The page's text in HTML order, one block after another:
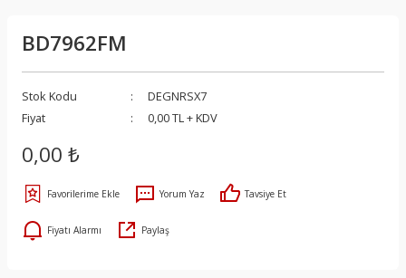
BD7962FM
Stok Kodu
DEGNRSX7
Fiyat
0,00 TL + KDV
0,00 ₺
Yorum Yaz Tavsiye Et
Fiyatı Alarmı Paylaş